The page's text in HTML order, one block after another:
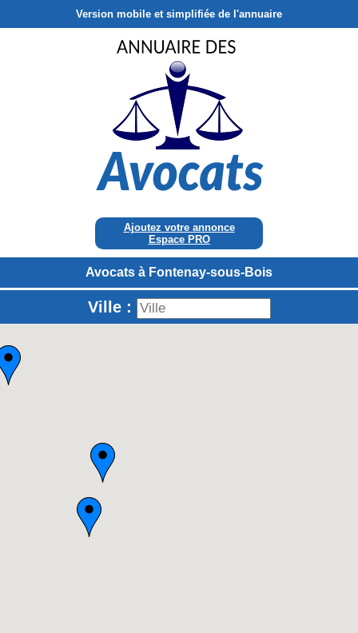
Version mobile et simplifiée de l'annuaire
Ajoutez votre annonce
Espace PRO
Avocats à Fontenay-sous-Bois
Ville :